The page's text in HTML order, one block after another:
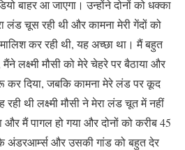
बाहर आ जाएगा। उन्होंने दोनों को धक्का
लंड चूस रही थी और कामना मेरी गेंदों को
कर रही थी, यह अच्छा था। मैं बहुत
लक्ष्मी मौसी को मेरे चेहरे पर बैठाया और
दिया, जबकि कामना मेरे लंड पर कूद
थी लक्ष्मी मौसी ने मेरा लंड चूत में नहीं
और मैं पागल हो गया और दोनों को करीब 45
अंडरआर्म्स और उसकी गांड को बहुत देर